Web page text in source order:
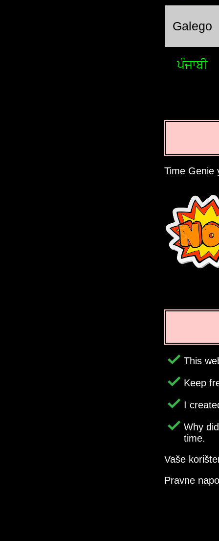
Galego
ਪੰਜਾਬੀ
Time Genie
This
Keep
I
Why
time.
Vaše
Pravne